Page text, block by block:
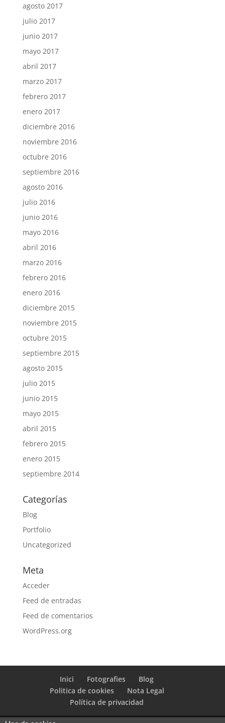
agosto 2017
julio 2017
junio 2017
mayo 2017
abril 2017
marzo 2017
febrero 2017
enero 2017
diciembre 2016
noviembre 2016
octubre 2016
septiembre 2016
agosto 2016
julio 2016
junio 2016
mayo 2016
abril 2016
marzo 2016
febrero 2016
enero 2016
diciembre 2015
noviembre 2015
octubre 2015
septiembre 2015
agosto 2015
julio 2015
junio 2015
mayo 2015
abril 2015
febrero 2015
enero 2015
septiembre 2014
Categorías
Blog
Portfolio
Uncategorized
Meta
Acceder
Feed de entradas
Feed de comentarios
WordPress.org
Inici Fotografies
Blog
Politica de cookies
Nota Legal
Política de privacidad